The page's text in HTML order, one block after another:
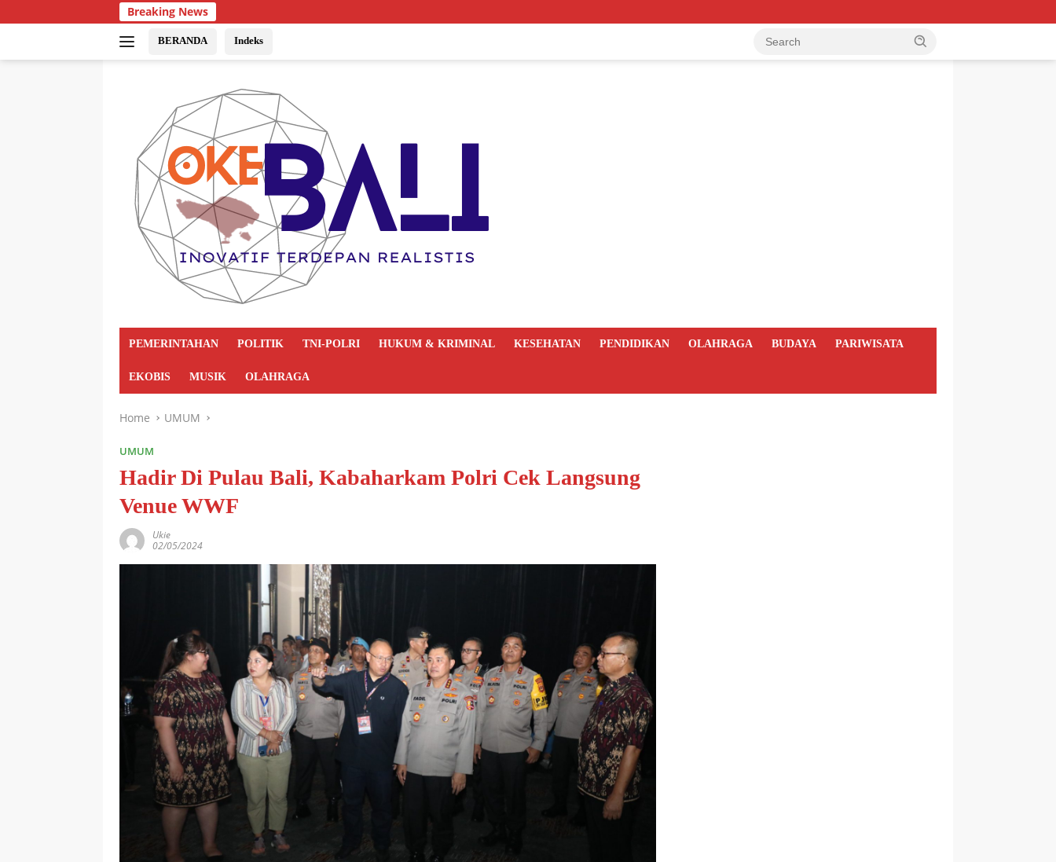
Breaking News
BERANDA Indeks
PEMERINTAHAN POLITIK TNI-POLRI HUKUM & KRIMINAL KESEHATAN PENDIDIKAN OLAHRAGA BUDAYA PARIWISATA
EKOBIS MUSIK OLAHRAGA
Home UMUM
UMUM
Hadir Di Pulau Bali, Kabaharkam Polri Cek Langsung
Venue WWF
Ukie
02/05/2024